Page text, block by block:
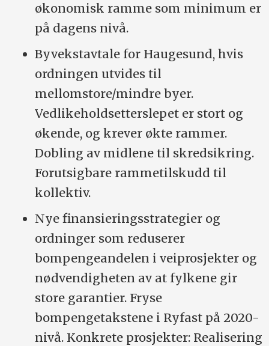
økonomisk ramme som minimum er
på dagens nivå.
Byvekstavtale for Haugesund, hvis
ordningen utvides til
mellomstore/mindre byer.
Vedlikeholdsetterslepet er stort og
økende, og krever økte rammer.
Dobling av midlene til skredsikring.
Forutsigbare rammetilskudd til
kollektiv.
Nye finansieringsstrategier og
ordninger som reduserer
bompengeandelen i veiprosjekter og
nødvendigheten av at fylkene gir
store garantier. Fryse
bompengetakstene i Ryfast på 2020-
nivå. Konkrete prosjekter: Realisering